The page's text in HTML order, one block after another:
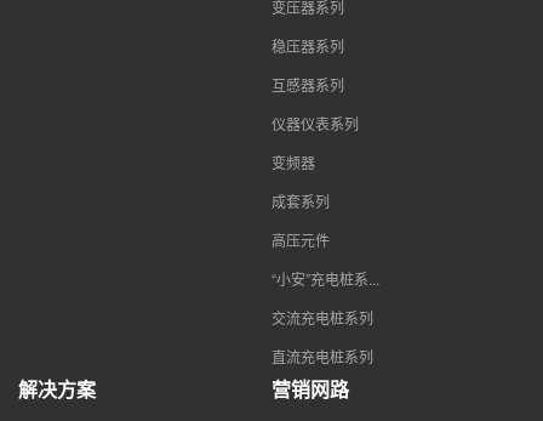
变压器系列
稳压器系列
互感器系列
仪器仪表系列
变频器
成套系列
高压元件
“小安”充电桩系...
交流充电桩系列
直流充电桩系列
解决方案 营销网路